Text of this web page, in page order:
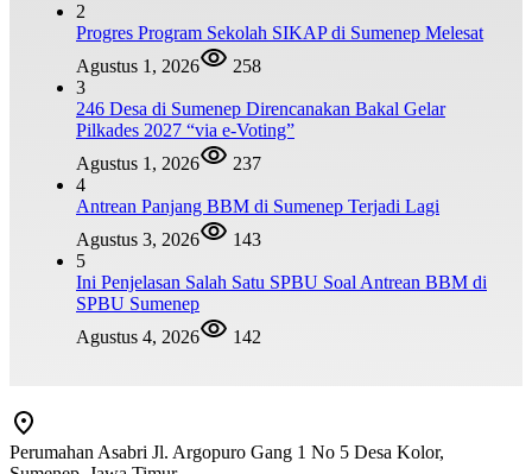
2
Progres Program Sekolah SIKAP di Sumenep Melesat
Agustus 1, 2026
258
3
246 Desa di Sumenep Direncanakan Bakal Gelar
Pilkades 2027 “via e-Voting”
Agustus 1, 2026
237
4
Antrean Panjang BBM di Sumenep Terjadi Lagi
Agustus 3, 2026
143
5
Ini Penjelasan Salah Satu SPBU Soal Antrean BBM di
SPBU Sumenep
Agustus 4, 2026
142
Perumahan Asabri Jl. Argopuro Gang 1 No 5 Desa Kolor,